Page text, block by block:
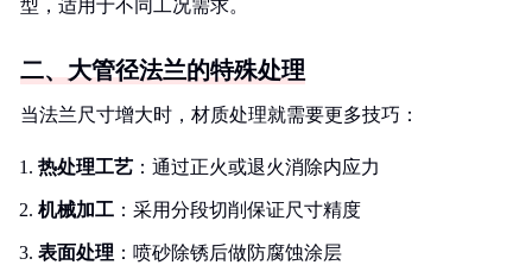
型，适用于不同工况需求。
二、大管径法兰的特殊处理
当法兰尺寸增大时，材质处理就需要更多技巧：
热处理工艺 ：通过正火或退火消除内应力
机械加工 ：采用分段切削保证尺寸精度
表面处理 ：喷砂除锈后做防腐蚀涂层